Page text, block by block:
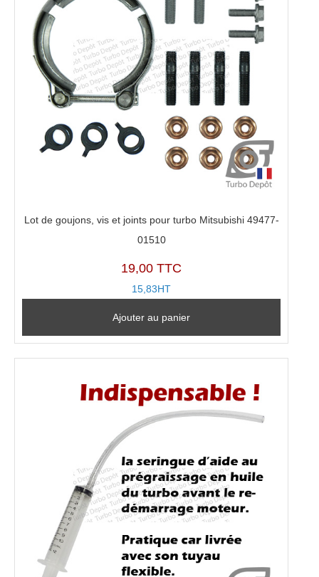
Lot de goujons, vis et joints pour turbo Mitsubishi 49477-
01510
19,00 TTC
15,83HT
Ajouter au panier